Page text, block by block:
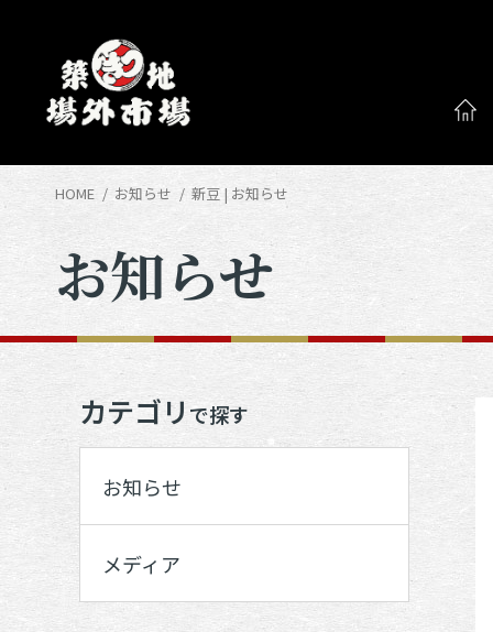
HOME お知らせ 新豆 | お知らせ
お知らせ
カテゴリ で探す
お知らせ
メディア